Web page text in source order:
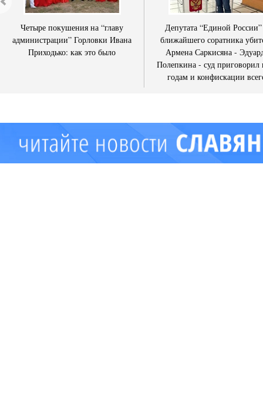
Четыре покушения на “главу
администрации” Горловки Ивана
Приходько: как это было
Депутата “Единой
ближайшего соратника
Армена Саркисяна -
Полепкина - суд приговорил
годам и конфискации